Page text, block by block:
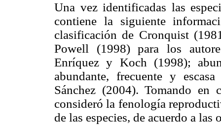
Una vez identificadas las
contiene la siguiente
clasificación de Cronquist
Powell (1998) para los
Enríquez y Koch (1998);
abundante, frecuente y
Sánchez (2004). Tomando
consideró la fenología
de las especies, de acuerdo a las